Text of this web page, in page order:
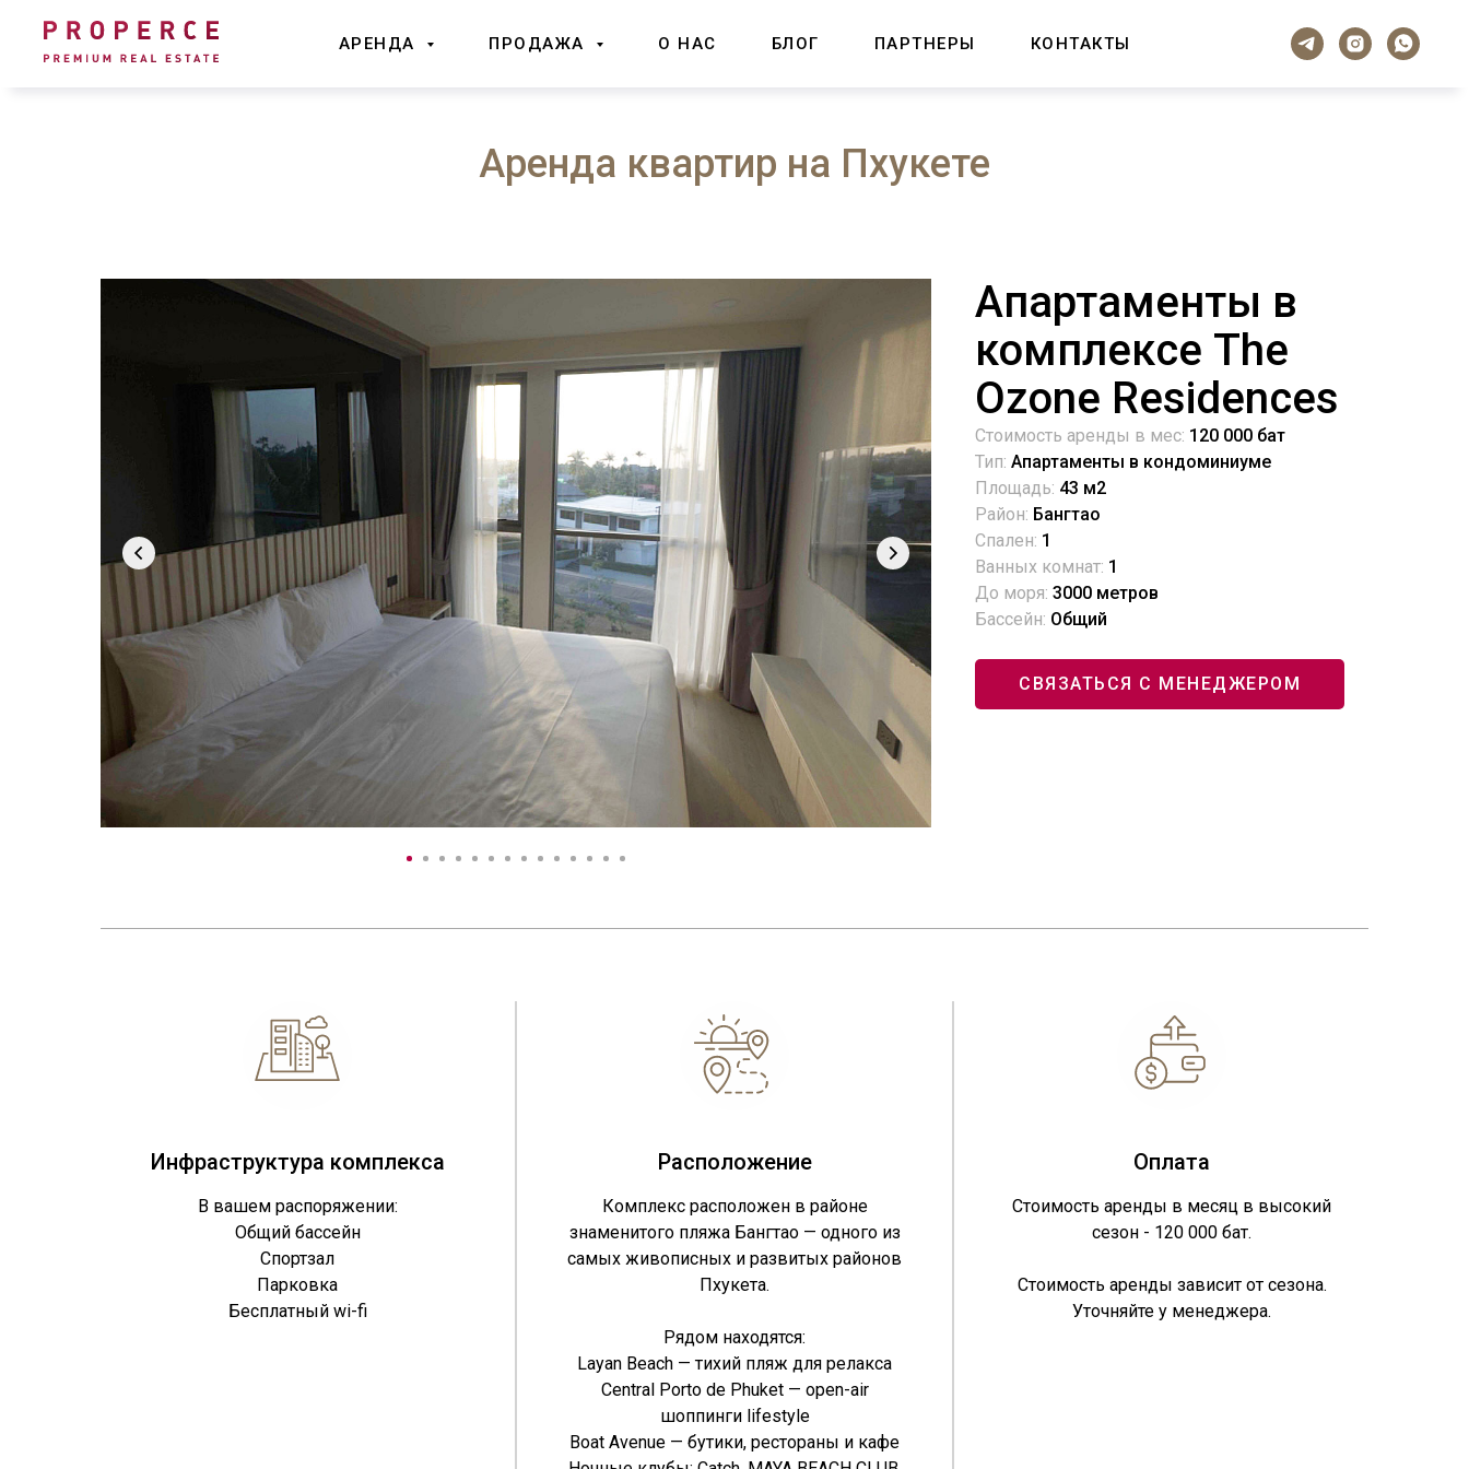
АРЕНДА ПРОДАЖА О НАС БЛОГ ПАРТНЕРЫ КОНТАКТЫ
Аренда квартир на Пхукете
Апартаменты в
комплексе The
Ozone Residences
Стоимость аренды в мес: 120 000 бат
Тип: Апартаменты в кондоминиуме
Площадь: 43 м2
Район: Бангтао
Спален: 1
Ванных комнат: 1
До моря: 3000 метров
Бассейн: Общий
СВЯЗАТЬСЯ С МЕНЕДЖЕРОМ
Инфраструктура комплекса
В вашем распоряжении:
Общий бассейн
Спортзал
Парковка
Бесплатный wi-fi
Расположение
Комплекс расположен в районе
знаменитого пляжа Бангтао — одного из
самых живописных и развитых районов
Пхукета.
Рядом находятся:
Layan Beach — тихий пляж для релакса
Central Porto de Phuket — open-air
шоппинги lifestyle
Boat Avenue — бутики, рестораны и кафе
Оплата
Стоимость аренды в месяц в высокий
сезон - 120 000 бат.
Стоимость аренды зависит от сезона.
Уточняйте у менеджера.